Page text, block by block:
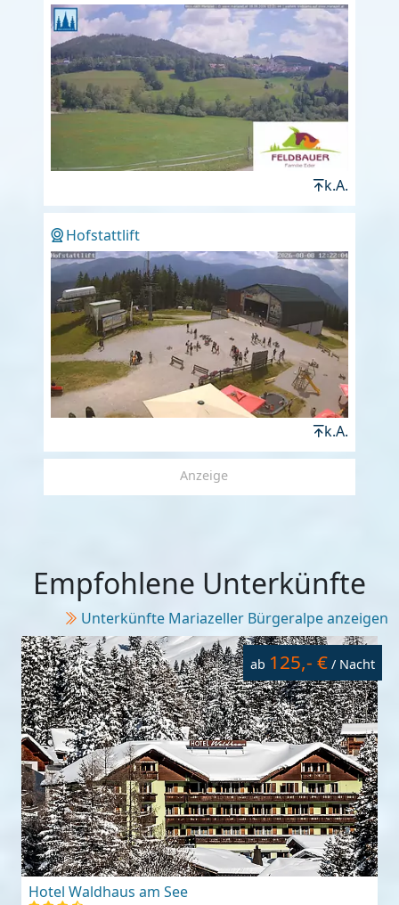
k.A.
Hofstattlift
k.A.
Anzeige
Empfohlene Unterkünfte
Unterkünfte Mariazeller Bürgeralpe anzeigen
ab 125,- € / Nacht
Hotel Waldhaus am See